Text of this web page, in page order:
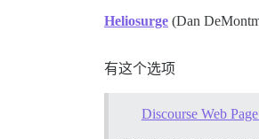
Heliosurge (Dan
有这个选项
Discourse Web